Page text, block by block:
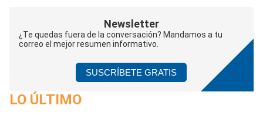
Newsletter
¿Te quedas fuera de la conversación? Mandamos a tu
correo el mejor resumen informativo.
SUSCRÍBETE GRATIS
LO ÚLTIMO